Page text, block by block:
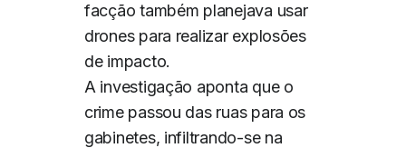
facção também planejava usar
drones para realizar explosões
de impacto.
A investigação aponta que o
crime passou das ruas para os
gabinetes, infiltrando-se na